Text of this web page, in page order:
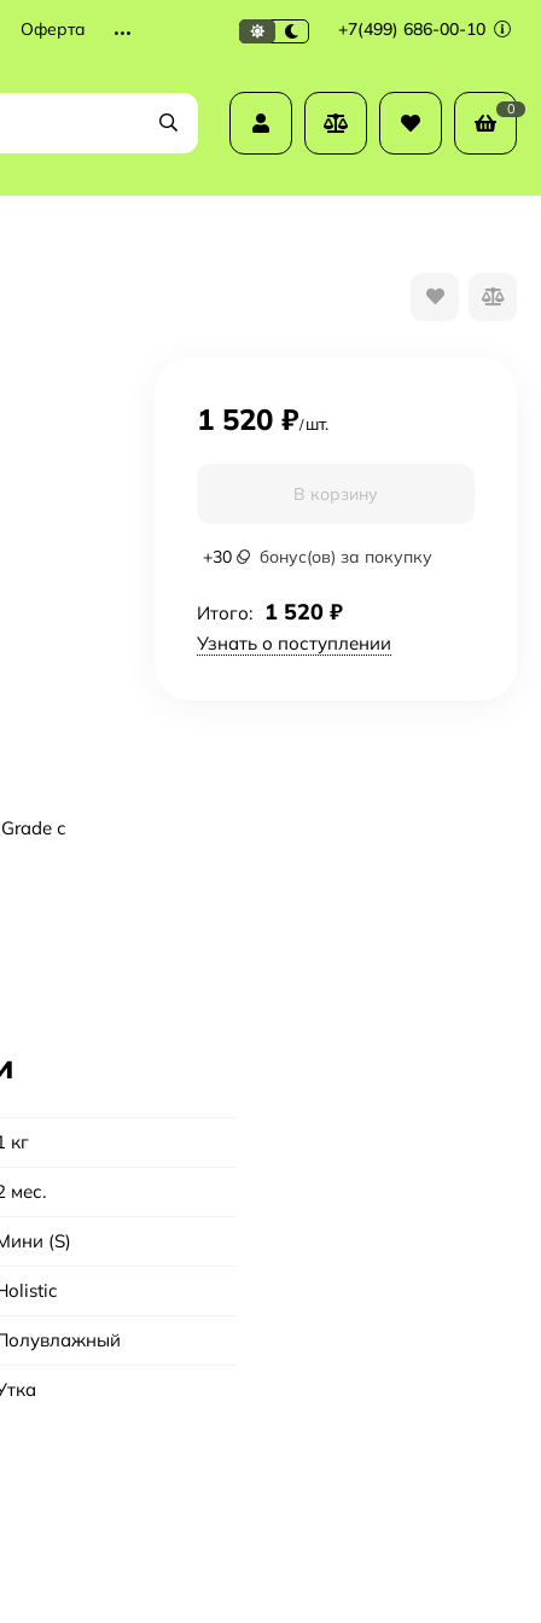
Оферта +7(499) 686-00-10
0
с
1 520 ₽/ шт.
В корзину
+30 бонус(ов) за покупку
Итого: 1 520 ₽
Узнать о поступлении
кг
мес.
(S)